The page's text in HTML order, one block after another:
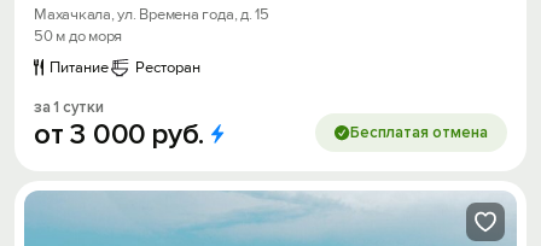
Махачкала, ул. Времена года, д. 15
50 м до моря
Питание
Ресторан
за 1 сутки
от3 000 руб. Бесплатая отмена